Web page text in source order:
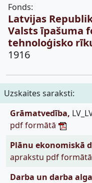
Fonds:
Latvijas
Valsts īpašuma
tehnoloģisko
1916
Uzskaites saraksti:
Grāmatvedība,
pdf formātā
Plānu ekonomiskā
aprakstu pdf formātā
Darba un darba